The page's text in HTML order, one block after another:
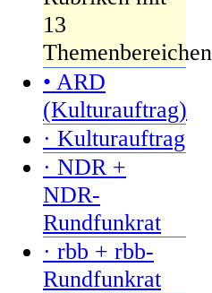
13
Themenbereichen
• ARD
(Kulturauftrag)
· Kulturauftrag
· NDR +
NDR-
Rundfunkrat
· rbb + rbb-
Rundfunkrat